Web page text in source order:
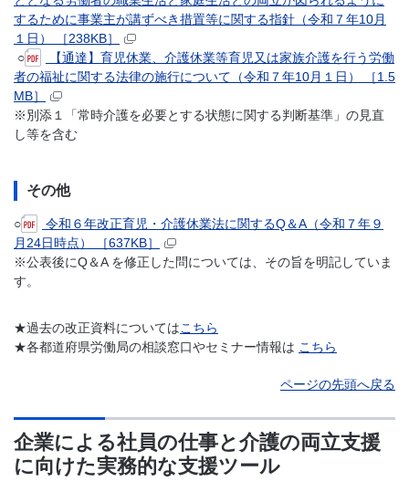
するために事業主が講ずべき措置等に関する指針（令和７年10月
１日） ［238KB］
○
【通達】育児休業、介護休業等育児又は家族介護を行う労働
者の福祉に関する法律の施行について（令和７年10月１日） ［1.5
MB］
※別添１「常時介護を必要とする状態に関する判断基準」の見直
し等を含む
その他
○
令和６年改正育児・介護休業法に関するQ＆A（令和７年９
月24日時点） ［637KB］
※公表後にQ＆A を修正した問については、その旨を明記していま
す。
★過去の改正資料についてはこちら
★各都道府県労働局の相談窓口やセミナー情報は こちら
ページの先頭へ戻る
企業による社員の仕事と介護の両立支援
に向けた実務的な支援ツール